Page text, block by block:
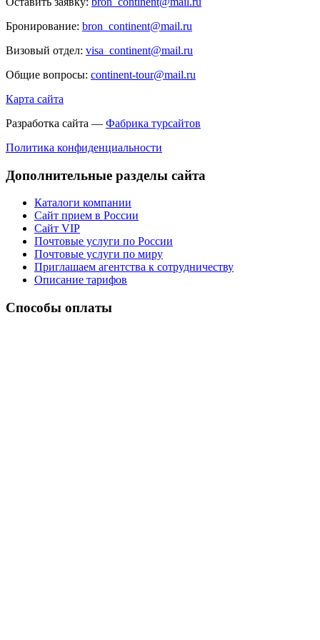
Бронирование: bron_continent@mail.ru
Визовый отдел: visa_continent@mail.ru
Общие вопросы: continent-tour@mail.ru
Карта сайта
Разработка сайта — Фабрика турсайтов
Политика конфиденциальности
Дополнительные разделы сайта
Каталоги компании
Сайт прием в России
Сайт VIP
Почтовые услуги по России
Почтовые услуги по миру
Приглашаем агентства к сотрудничеству
Описание тарифов
Способы оплаты